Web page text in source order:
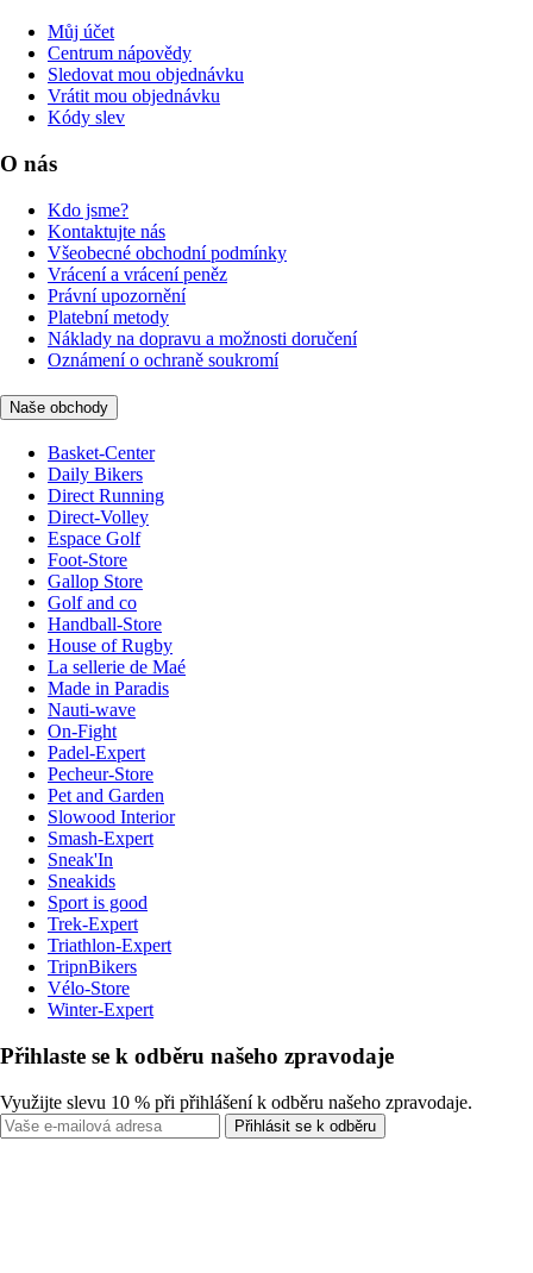
Můj účet
Centrum nápovědy
Sledovat mou objednávku
Vrátit mou objednávku
Kódy slev
O nás
Kdo jsme?
Kontaktujte nás
Všeobecné obchodní podmínky
Vrácení a vrácení peněz
Právní upozornění
Platební metody
Náklady na dopravu a možnosti doručení
Oznámení o ochraně soukromí
Naše obchody
Basket-Center
Daily Bikers
Direct Running
Direct-Volley
Espace Golf
Foot-Store
Gallop Store
Golf and co
Handball-Store
House of Rugby
La sellerie de Maé
Made in Paradis
Nauti-wave
On-Fight
Padel-Expert
Pecheur-Store
Pet and Garden
Slowood Interior
Smash-Expert
Sneak'In
Sneakids
Sport is good
Trek-Expert
Triathlon-Expert
TripnBikers
Vélo-Store
Winter-Expert
Přihlaste se k odběru našeho zpravodaje
Využijte slevu 10 % při přihlášení k odběru našeho zpravodaje.
Přihlásit se k odběru